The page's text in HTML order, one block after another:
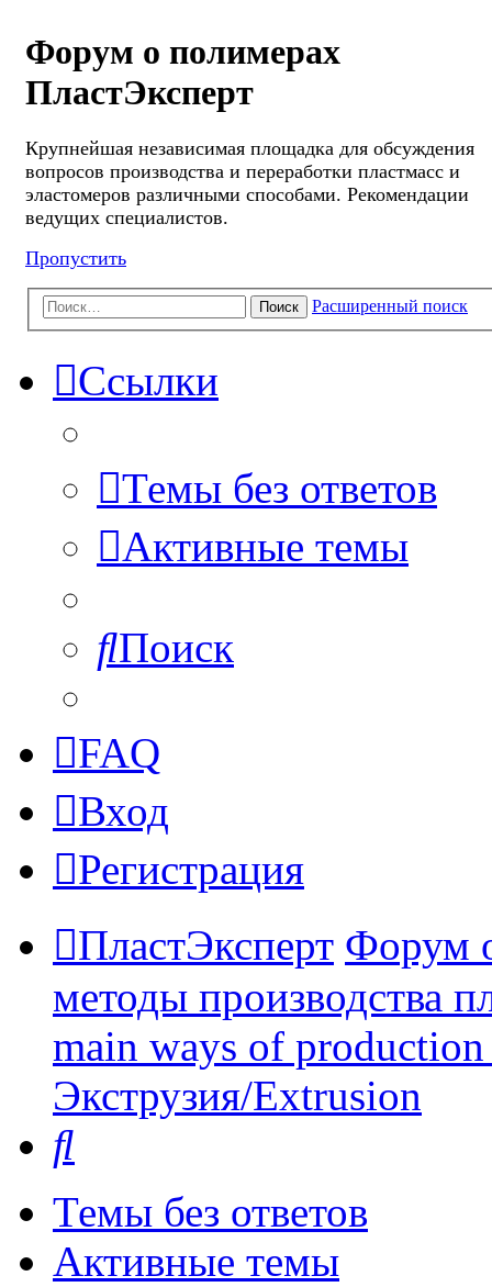
Форум о полимерах
ПластЭксперт
Крупнейшая независимая площадка для обсуждения
вопросов производства и переработки пластмасс и
эластомеров различными способами. Рекомендации
ведущих специалистов.
Пропустить
Поиск Расширенный поиск
Ссылки
Темы без ответов
Активные темы
Поиск
FAQ
Вход
Регистрация
ПластЭксперт Форум
методы производства
main ways of
Экструзия/Extrusion
Темы без ответов
Активные темы